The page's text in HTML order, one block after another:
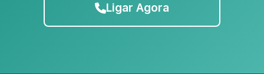
Ligar Agora